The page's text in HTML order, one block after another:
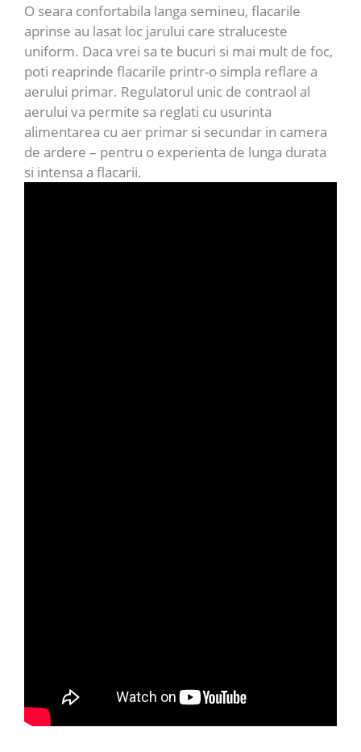
O seara confortabila langa semineu, flacarile
aprinse au lasat loc jarului care straluceste
uniform. Daca vrei sa te bucuri si mai mult de foc,
poti reaprinde flacarile printr-o simpla reflare a
aerului primar. Regulatorul unic de contraol al
aerului va permite sa reglati cu usurinta
alimentarea cu aer primar si secundar in camera
de ardere – pentru o experienta de lunga durata
si intensa a flacarii.